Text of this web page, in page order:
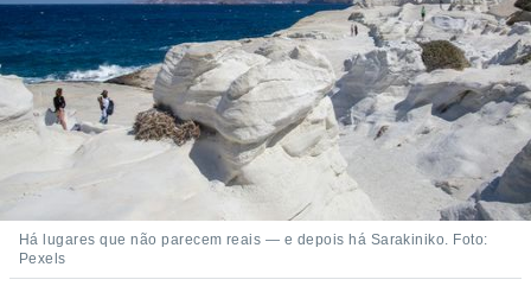
ou
permite-
a nossa
botão
ao
ACEITAR
E
CONFIGURAÇÕES
Há lugares que não parecem reais — e depois há Sarakiniko. Foto:
Pexels